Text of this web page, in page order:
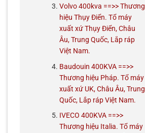
Volvo 400kva ==>> Thương
hiệu Thụy Điển. Tổ máy
xuất xứ Thụy Điển, Châu
Âu, Trung Quốc, Lắp ráp
Việt Nam.
Baudouin 400KVA ==>>
Thương hiệu Pháp. Tổ máy
xuất xứ UK, Châu Âu, Trung
Quốc, Lắp ráp Việt Nam.
IVECO 400KVA ==>>
Thương hiệu Italia. Tổ máy